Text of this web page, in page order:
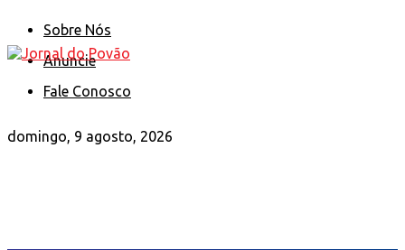
Sobre Nós
Anuncie
Fale Conosco
domingo, 9 agosto, 2026